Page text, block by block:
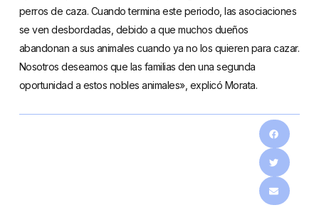
perros de caza. Cuando termina este periodo, las asociaciones
se ven desbordadas, debido a que muchos dueños
abandonan a sus animales cuando ya no los quieren para cazar.
Nosotros deseamos que las familias den una segunda
oportunidad a estos nobles animales», explicó Morata.